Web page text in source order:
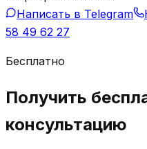
Написать в Telegram
58 49 62 27
Бесплатно
Получить
консультацию